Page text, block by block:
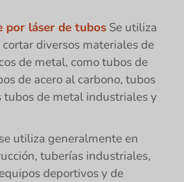
por láser de tubos Se utiliza
diversos materiales de
de metal, como tubos de
de acero al carbono, tubos
tubos de metal industriales y
utiliza generalmente en
tuberías industriales,
deportivos y de